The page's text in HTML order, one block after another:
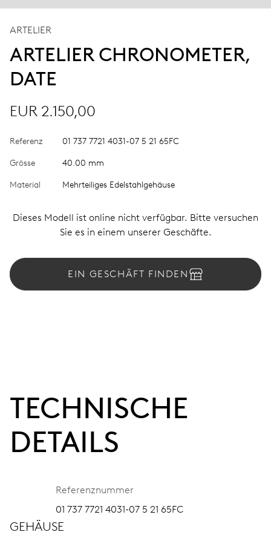
ARTELIER
ARTELIER CHRONOMETER,
DATE
EUR 2.150,00
Referenz 01 737 7721 4031-07 5 21 65FC
Grösse 40.00 mm
Material Mehrteiliges Edelstahlgehäuse
Dieses Modell ist online nicht verfügbar. Bitte versuchen
Sie es in einem unserer Geschäfte.
EIN GESCHÄFT FINDEN
TECHNISCHE
DETAILS
Referenznummer
01 737 7721 4031-07 5 21 65FC
GEHÄUSE